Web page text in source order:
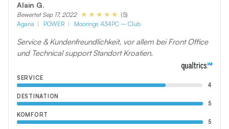
Alain G.
Bewertet Sep 17, 2022
(5)
Agana
POWER Moorings 434PC – Club
Service & Kundenfreundlichkeit, vor allem bei Front Office
und Technical support Standort Kroatien.
SERVICE
4
DESTINATION
5
KOMFORT
5